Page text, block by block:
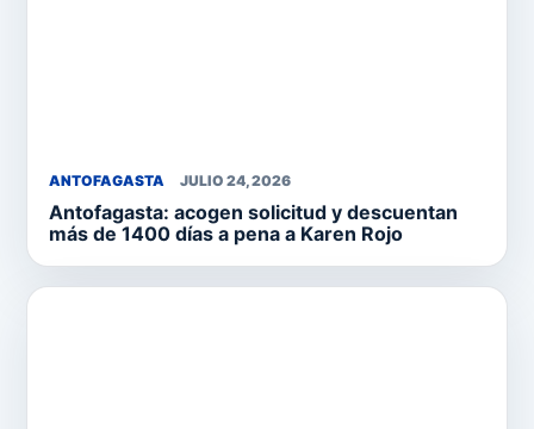
ANTOFAGASTA JULIO 24, 2026
Antofagasta: acogen solicitud y descuentan
más de 1400 días a pena a Karen Rojo